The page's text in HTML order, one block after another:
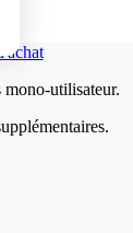
mono-utilisateur.